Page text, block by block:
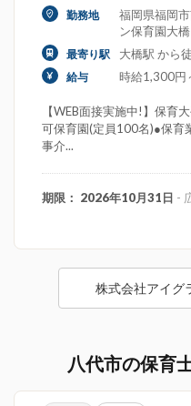
勤務地
福岡県福岡
ン保育園大橋
最寄り駅 大橋駅 から
給与 時給1,300円
【WEB面接実施中!】保育
可保育園(定員100名)●保育
事介...
期限： 2026年10月31日 -
株式会社アイグ
八代市の保育